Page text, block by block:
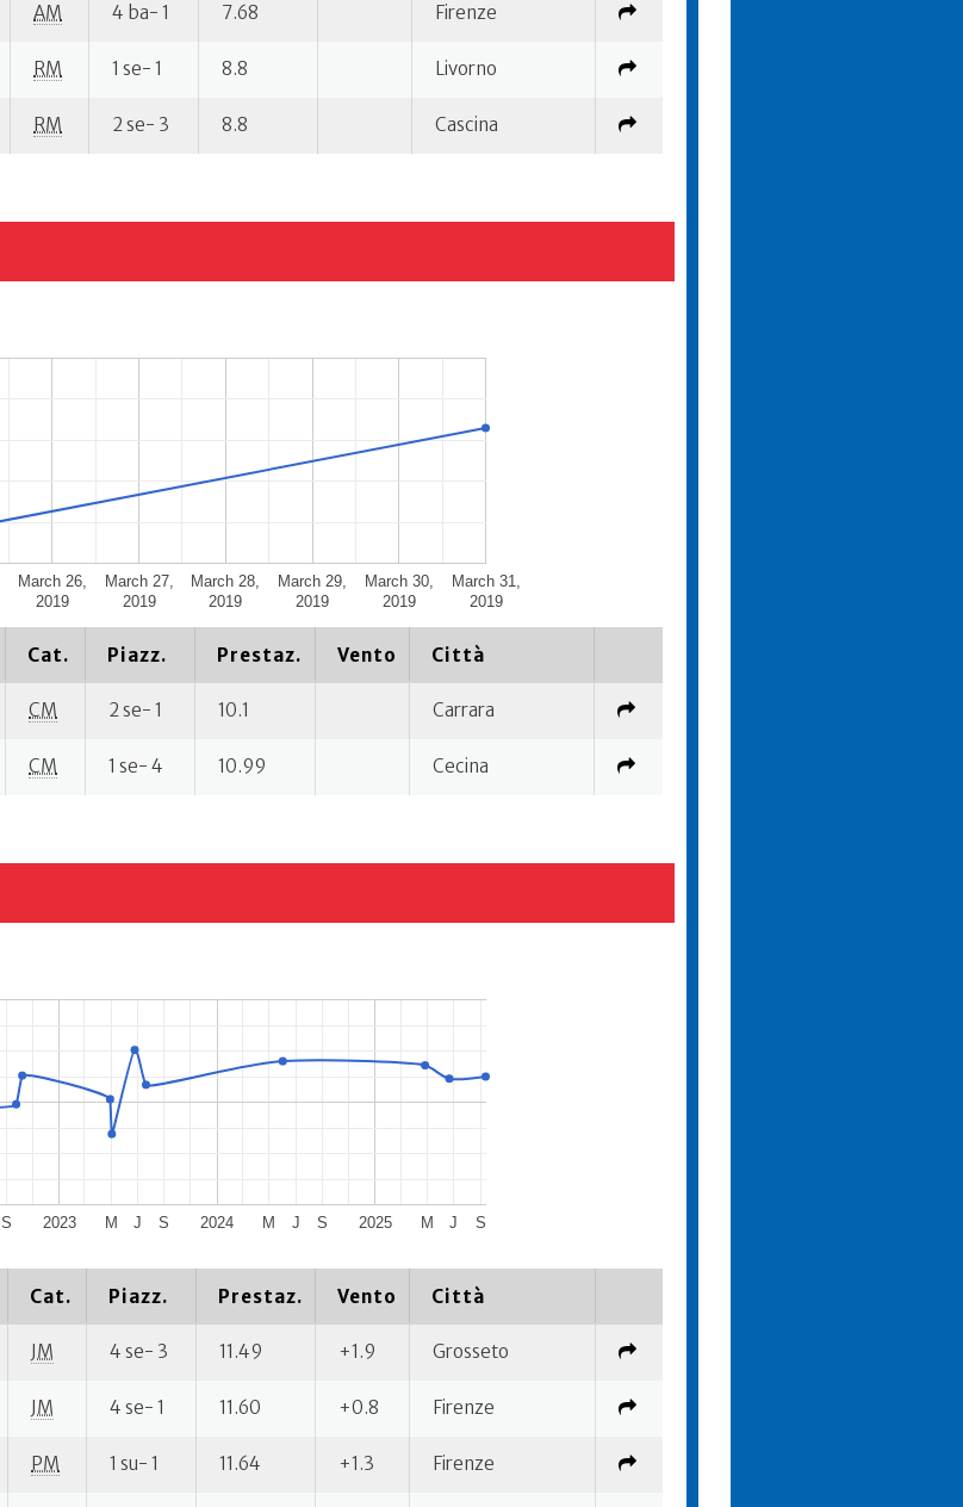
AM 4 ba- 1 7.68 Firenze
RM 1 se- 1 8.8 Livorno
RM 2 se- 3 8.8 Cascina
March 26,
2019
March 27,
2019
March 28,
2019
March 29,
2019
March 30,
2019
March 31,
2019
Cat. Piazz. Prestaz. Vento Città
CM 2 se- 1 10.1 Carrara
CM 1 se- 4 10.99 Cecina
2023 2024 2025
S M J S M J S M J S
Cat. Piazz. Prestaz. Vento Città
JM 4 se- 3 11.49 +1.9 Grosseto
JM 4 se- 1 11.60 +0.8 Firenze
PM 1 su- 1 11.64 +1.3 Firenze